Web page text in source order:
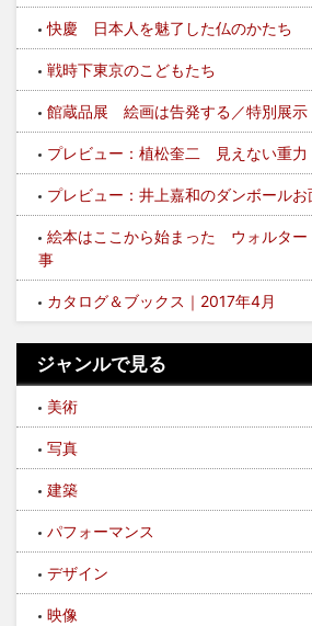
快慶 日本人を魅了した仏のかたち
戦時下東京のこどもたち
館蔵品展 絵画は告発する／特別展
プレビュー：植松奎二 見えない重力
プレビュー：井上嘉和のダンボールお
絵本はここから始まった ウォルター
事
カタログ＆ブックス｜2017年4月
ジャンルで見る
美術
写真
建築
パフォーマンス
デザイン
映像